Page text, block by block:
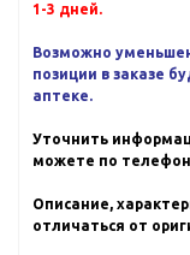
1-3 дней.
Возможно
позиции в заказе
аптеке.
Уточнить
можете по
Описание,
отличаться от